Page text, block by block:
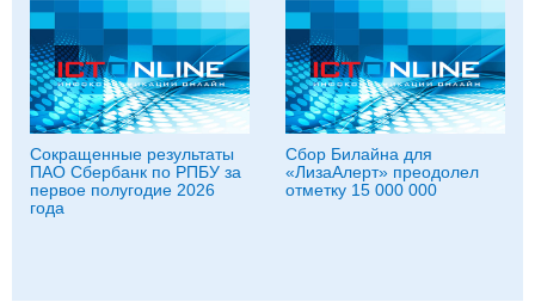
Сокращенные результаты
ПАО Сбербанк по РПБУ за
первое полугодие 2026
года
Сбор Билайна для
«ЛизаАлерт» преодолел
отметку 15 000 000